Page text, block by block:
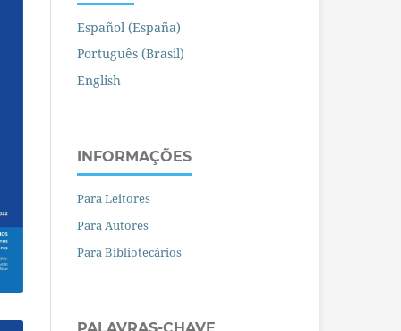
Español (España)
Português (Brasil)
English
INFORMAÇÕES
Para Leitores
Para Autores
Para Bibliotecários